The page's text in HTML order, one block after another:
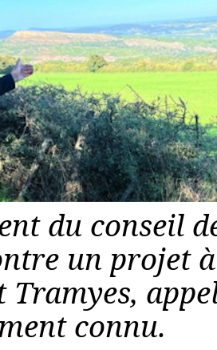
du conseil
un projet
connu.